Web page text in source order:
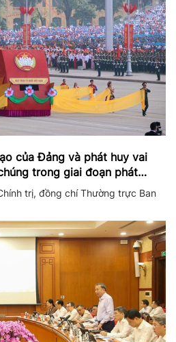
của Đảng và phát huy vai
trong giai đoạn phát
trị, đồng chí Thường trực Ban